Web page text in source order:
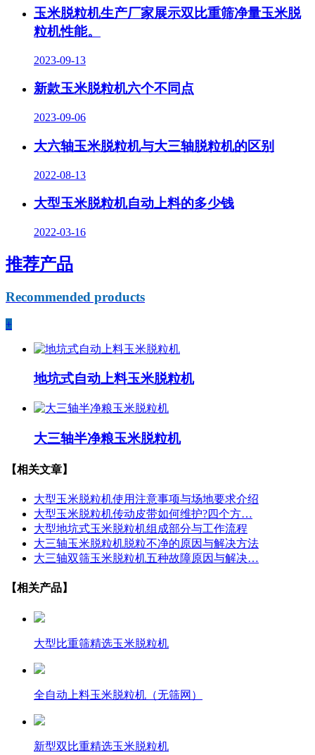
玉米脱粒机生产厂家展示双比重筛净量玉米脱
粒机性能。
2023-09-13
新款玉米脱粒机六个不同点
2023-09-06
大六轴玉米脱粒机与大三轴脱粒机的区别
2022-08-13
大型玉米脱粒机自动上料的多少钱
2022-03-16
推荐产品
Recommended products
+
地坑式自动上料玉米脱粒机
大三轴半净粮玉米脱粒机
【相关文章】
大型玉米脱粒机使用注意事项与场地要求介绍
大型玉米脱粒机传动皮带如何维护?四个方…
大型地坑式玉米脱粒机组成部分与工作流程
大三轴玉米脱粒机脱粒不净的原因与解决方法
大三轴双筛玉米脱粒机五种故障原因与解决…
【相关产品】
大型比重筛精选玉米脱粒机
全自动上料玉米脱粒机（无筛网）
新型双比重精选玉米脱粒机